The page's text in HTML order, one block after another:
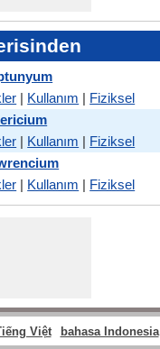
| Kullanım | Fiziksel
| Kullanım | Fiziksel
| Kullanım | Fiziksel
Việt bahasa Indonesia